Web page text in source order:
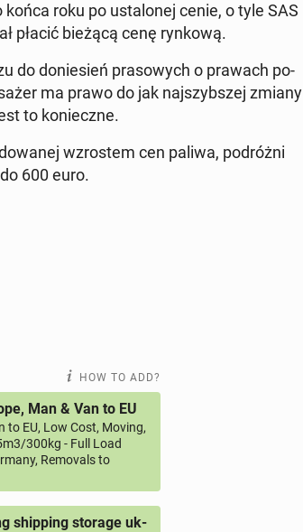
roku po ustalonej cenie, o tyle SAS
płacić bieżącą cenę rynkową.
do doniesień pra­sowych o prawach po­
ma prawo do jak na­jszyb­szej zmiany
to konieczne.
wzrostem cen paliwa, po­dróżni
600 euro.
HOW TO ADD?
Man & Van to EU
to EU, Low Cost, Moving,
300kg - Full Load
Removals to
shipping storage uk-